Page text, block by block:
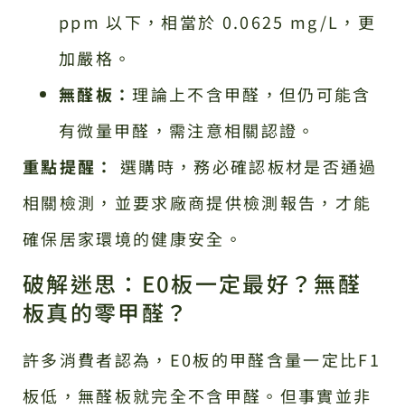
ppm 以下，相當於 0.0625 mg/L，更
加嚴格。
無醛板：理論上不含甲醛，但仍可能含
有微量甲醛，需注意相關認證。
重點提醒：
選購時，務必確認板材是否通過
相關檢測，並要求廠商提供檢測報告，才能
確保居家環境的健康安全。
破解迷思：E0板一定最好？無醛
板真的零甲醛？
許多消費者認為，E0板的甲醛含量一定比F1
板低，無醛板就完全不含甲醛。但事實並非